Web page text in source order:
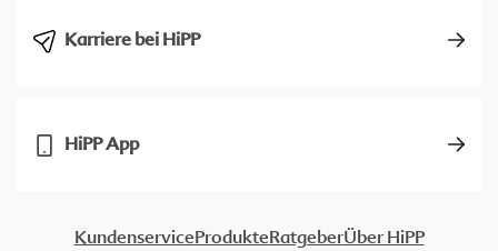
Karriere bei HiPP
HiPP App
KundenserviceProdukteRatgeberÜber HiPP